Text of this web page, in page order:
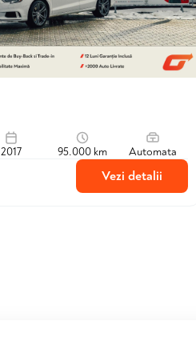
2017 95.000 km Automata
Vezi detalii